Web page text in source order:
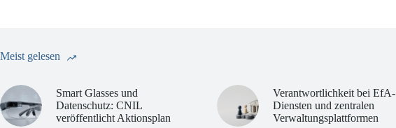
Meist gelesen
Smart Glasses und
Datenschutz: CNIL
veröffentlicht Aktionsplan
Verantwortlichkeit bei EfA-
Diensten und zentralen
Verwaltungsplattformen